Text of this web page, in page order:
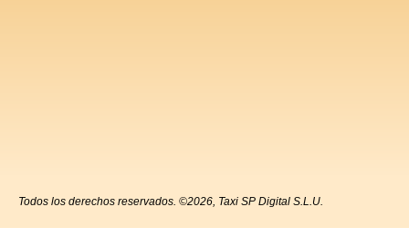
Todos los derechos reservados. ©2026, Taxi SP Digital S.L.U.